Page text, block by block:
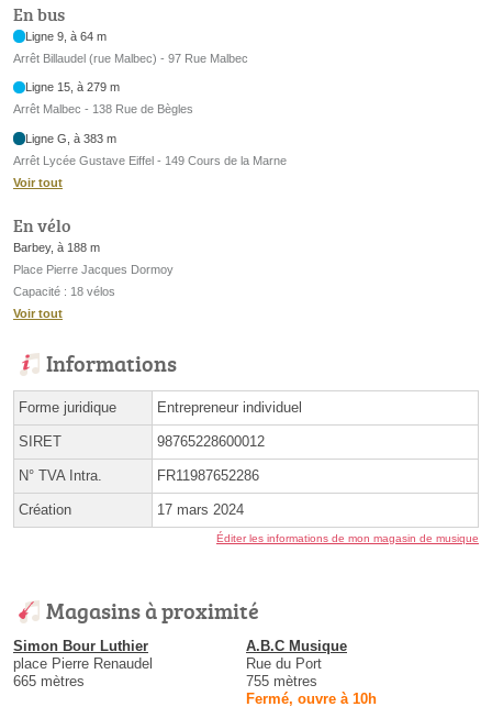
En bus
Ligne 9, à 64 m
Arrêt Billaudel (rue Malbec) - 97 Rue Malbec
Ligne 15, à 279 m
Arrêt Malbec - 138 Rue de Bègles
Ligne G, à 383 m
Arrêt Lycée Gustave Eiffel - 149 Cours de la Marne
Voir tout
En vélo
Barbey, à 188 m
Place Pierre Jacques Dormoy
Capacité : 18 vélos
Voir tout
Informations
Forme juridique Entrepreneur individuel
SIRET 98765228600012
N° TVA Intra. FR11987652286
Création 17 mars 2024
Éditer les informations de mon magasin de musique
Magasins à proximité
Simon Bour Luthier
place Pierre Renaudel
665 mètres
A.B.C Musique
Rue du Port
755 mètres
Fermé, ouvre à 10h